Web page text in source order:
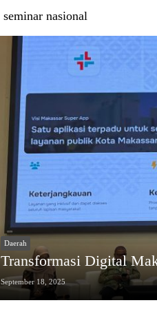
seminar nasional
Daerah
Transformasi Digital
September 18, 2025